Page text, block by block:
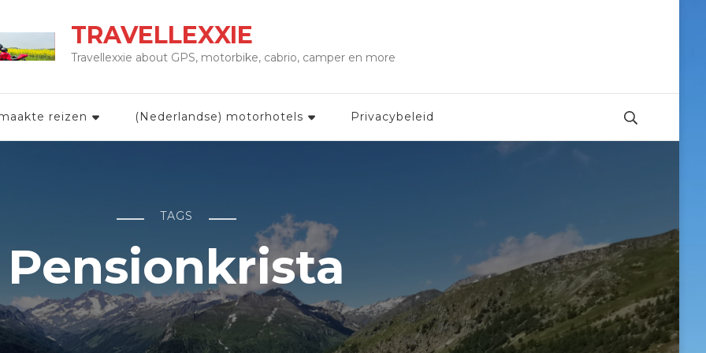
TRAVELLEXXIE
Travellexxie about GPS, motorbike, cabrio, camper en more
reizen (Nederlandse) motorhotels Privacybeleid
TAGS
Pensionkrista